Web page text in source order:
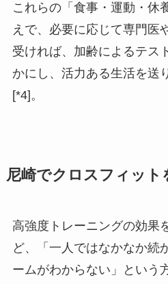
これらの「食事・運動・休
えで、必要に応じて専門医
受ければ、加齢によるテス
かにし、活力ある生活を送
[*4]。
尼崎でクロスフィット
高強度トレーニングの効果
ど、「一人ではなかなか続
ームがわからない」という